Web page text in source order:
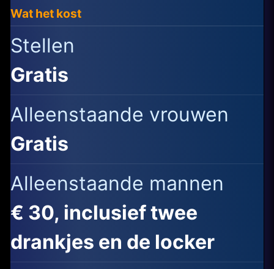
Wat het kost
Stellen
Gratis
Alleenstaande vrouwen
Gratis
Alleenstaande mannen
€ 30, inclusief twee
drankjes en de locker